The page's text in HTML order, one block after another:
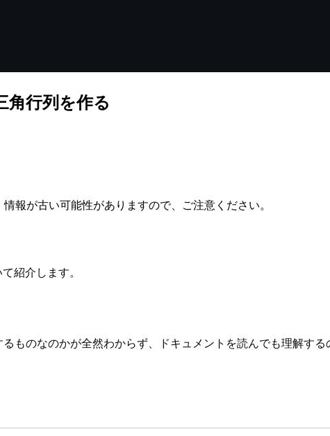
行列を作る
報が古い可能性がありますので、ご注意ください。
紹介します。
ものなのかが全然わからず、ドキュメントを読んでも理解す